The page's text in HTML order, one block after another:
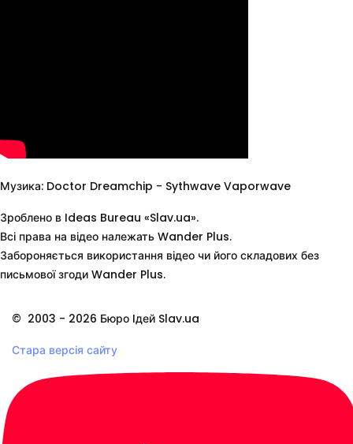
Музика: Doctor Dreamchip - Sythwave Vaporwave
Зроблено в Ideas Bureau «Slav.ua».
Всі права на відео належать Wander Plus.
Забороняється використання відео чи його складових без
письмової згоди Wander Plus.
© 2003 - 2026 Бюро Iдей Slav.ua
Стара версія сайту